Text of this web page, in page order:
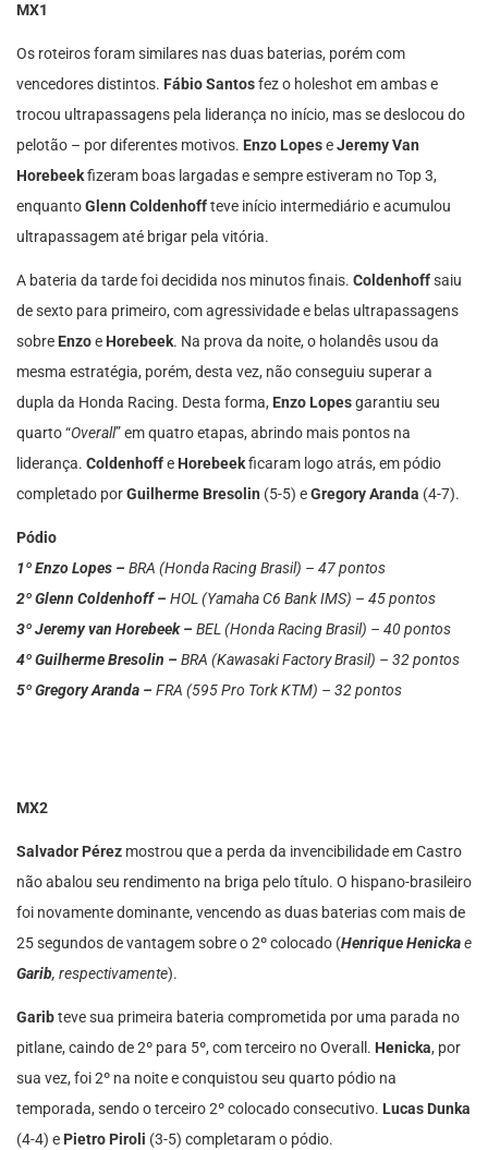
MX1
Os roteiros foram similares nas duas baterias, porém com
vencedores distintos. Fábio Santosfez o holeshot em ambas e
trocou ultrapassagens pela liderança no início, mas se deslocou do
pelotão – por diferentes motivos. Enzo LopeseJeremy Van
Horebeekfizeram boas largadas e sempre estiveram no Top 3,
enquantoGlenn Coldenhoffteve início intermediário e acumulou
ultrapassagem até brigar pela vitória.
A bateria da tarde foi decidida nos minutos finais. Coldenhoffsaiu
de sexto para primeiro, com agressividade e belas ultrapassagens
sobre Enzoe Horebeek. Na prova da noite, o holandês usou da
mesma estratégia, porém, desta vez, não conseguiu superar a
dupla da Honda Racing. Desta forma, Enzo Lopesgarantiu seu
quarto “Overall” em quatro etapas, abrindo mais pontos na
liderança. Coldenhoffe Horebeekficaram logo atrás, em pódio
completado porGuilherme Bresolin (5-5) eGregory Aranda (4-7).
Pódio
1º Enzo Lopes – BRA (Honda Racing Brasil) – 47 pontos
2º Glenn Coldenhoff – HOL (Yamaha C6 Bank IMS) – 45 pontos
3º Jeremy van Horebeek – BEL (Honda Racing Brasil) – 40 pontos
4º Guilherme Bresolin – BRA (Kawasaki Factory Brasil) – 32 pontos
5º Gregory Aranda – FRA (595 Pro Tork KTM) – 32 pontos
MX2
Salvador Pérez mostrou que a perda da invencibilidade em Castro
não abalou seu rendimento na briga pelo título. O hispano-brasileiro
foi novamente dominante, vencendo as duas baterias com mais de
25 segundos de vantagem sobre o 2º colocado (Henrique Henickae
Garib, respectivamente).
Garibteve sua primeira bateria comprometida por uma parada no
pitlane, caindo de 2º para 5º, com terceiro no Overall. Henicka, por
sua vez, foi 2º na noite e conquistou seu quarto pódio na
temporada, sendo o terceiro 2º colocado consecutivo. Lucas Dunka
(4-4) e Pietro Piroli (3-5) completaram o pódio.